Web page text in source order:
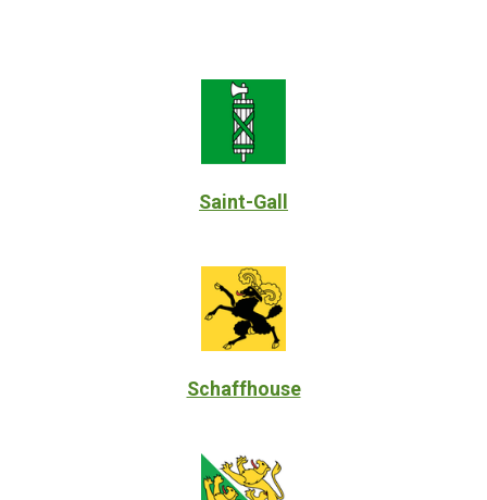
Saint-Gall
Schaffhouse